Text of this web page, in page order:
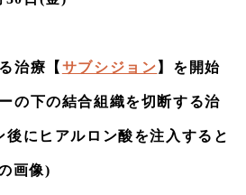
しないドットハイフの出力を６段階
にしました。ひなたドットハイフ
であり、最も引き締め効果が強い
イフ＋５(Grade 5)となりました。
段階に細分化し提供することにし
ました。乞うご期待！
治療【 サブシジョン 】を開始
の下の結合組織を切断する治
後にヒアルロン酸を注入すると
画像)